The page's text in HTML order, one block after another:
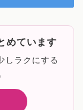
めています
しラクにする